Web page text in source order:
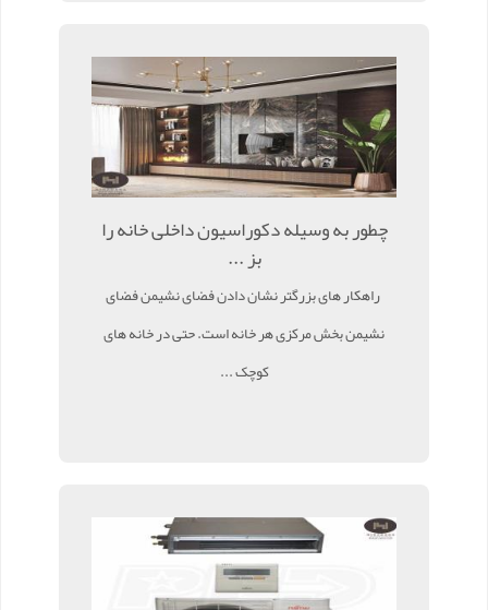
چطور به وسیله دکوراسیون داخلی خانه را
بز ...
راهکار های بزرگتر نشان دادن فضای نشیمن فضای
نشیمن بخش مرکزی هر خانه است. حتی در خانه های
کوچک ...